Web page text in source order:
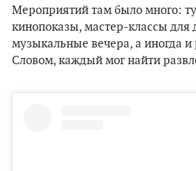
Мероприятий там было много:
кинопоказы, мастер-классы для
музыкальные вечера, а иногда
Словом, каждый мог найти